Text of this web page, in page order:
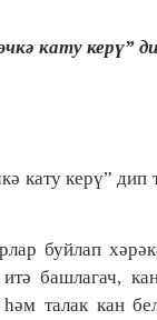
кату керү”
кату керү” дип
буйлап
башлагач,
талак кан